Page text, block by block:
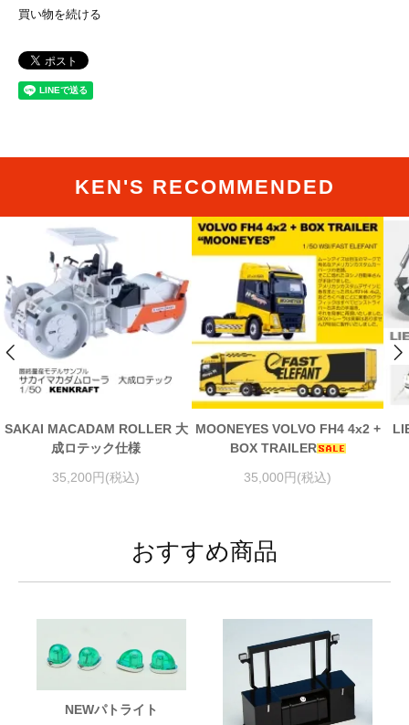
買い物を続ける
KEN'S RECOMMENDED
SAKAI MACADAM ROLLER 大
成ロテック仕様
35,200円(税込)
MOONEYES VOLVO FH4 4x2 +
BOX TRAILER
35,000円(税込)
おすすめ商品
NEWパトライト